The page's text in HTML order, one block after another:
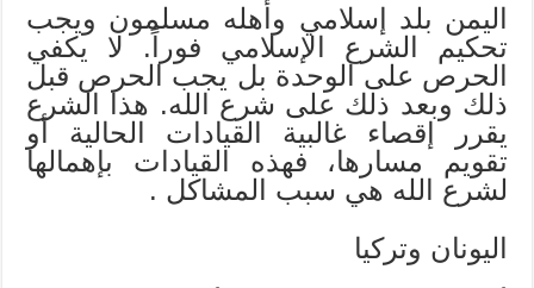
اليمن بلد إسلامي وأهله مسلمون ويجب
تحكيم الشرع الإسلامي فوراً. لا يكفي
الحرص على الوحدة بل يجب الحرص قبل
ذلك وبعد ذلك على شرع الله. هذا الشرع
يقرر إقصاء غالبية القيادات الحالية أو
تقويم مسارها، فهذه القيادات بإهمالها
لشرع الله هي سبب المشاكل .
اليونان وتركيا